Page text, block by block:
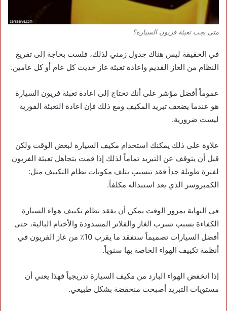
متى يجب تعبئة فريون السيارة؟
في الحقيقة ليس هناك جدول زمني لذلك، فلست بحاجة إلى تفريغ
النظام من الغاز القديم واعادة تعبئة غاز حديث كل عام أو كل عامين.
عموماً أفضل مؤشر على أنك تحتاج إلى اعادة تعبئة فريون السيارة
هو عندما يضعف تبريد المكيف ومع ذلك فإن اعادة التعبئة الفورية
ليست ضرورية.
علاوة على ذلك يمكنك استخدام مكيف السيارة لبعض الوقت ولكن
قبل أن يتوقف عن التبريد تماماً لذلك إذا قمت بتجاهل تعبئة الفريون
لفترة طويلة جداً فقد تتسبب بتلف مكونات نظام التكييف مثل:
الكمبروسر الذي يعد استبداله مكلفاً.
في النهاية بمرور الوقت يمكن أن يفقد نظام تكييف هواء السيارة
الكفاءة بسبب تسرب الغاز والفلاتر المسدودة والأختام البالية، حتى
أفضل السيارات تصميماً ستفقد ما يقرب 10٪ من غاز الفريون في
أنظمة تكييف الهواء الخاصة بها سنوياً.
إذا انخفض الهواء البارد من مكيف السيارة تدريجياً فهذا يعني أن
مستويات التبريد أصبحت منخفضة بشكل طبيعي.